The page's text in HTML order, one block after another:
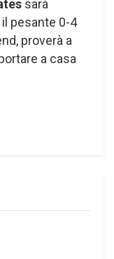
sarà
pesante 0-4
proverà a
a casa